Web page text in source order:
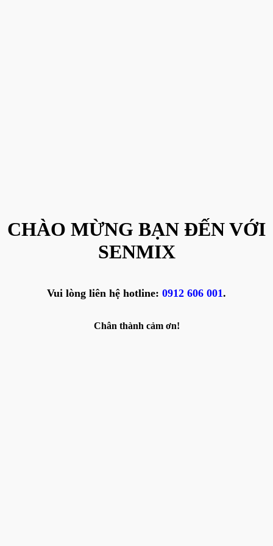
CHÀO MỪNG BẠN ĐẾN VỚI
SENMIX
Vui lòng liên hệ hotline: 0912 606 001.
Chân thành cảm ơn!